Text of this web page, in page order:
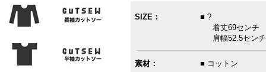
SIZE：
■ ?
着丈69センチ
肩幅52.5セン
素材： ■ コットン